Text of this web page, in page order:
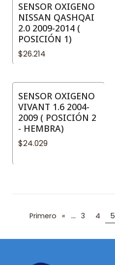
SENSOR OXIGENO
NISSAN QASHQAI
2.0 2009-2014 (
POSICIÓN 1)
$26.214
SENSOR OXIGENO
VIVANT 1.6 2004-
2009 ( POSICIÓN 2
- HEMBRA)
$24.029
Primero « ... 3 4 5